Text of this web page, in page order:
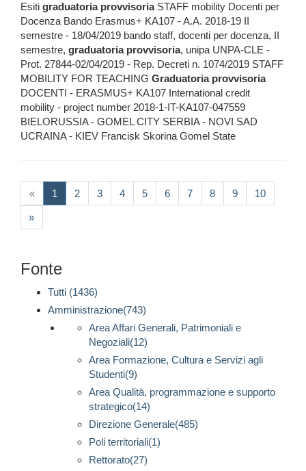
Esiti graduatoria provvisoriaSTAFF mobility Docenti per
Docenza Bando Erasmus+ KA107 - A.A. 2018-19 II
semestre - 18/04/2019 bando staff, docenti per docenza, II
semestre, graduatoria provvisoria, unipa UNPA-CLE -
Prot. 27844-02/04/2019 - Rep. Decreti n. 1074/2019 STAFF
MOBILITY FOR TEACHING Graduatoria provvisoria
DOCENTI - ERASMUS+ KA107 International credit
mobility - project number 2018-1-IT-KA107-047559
BIELORUSSIA - GOMEL CITY SERBIA - NOVI SAD
UCRAINA - KIEV Francisk Skorina Gomel State
« 1 (current)
2 3 4 5 6 7 8 9 10
»
Fonte
Tutti (1436)
Amministrazione(743)
Area Affari Generali, Patrimoniali e
Negoziali(12)
Area Formazione, Cultura e Servizi agli
Studenti(9)
Area Qualità, programmazione e supporto
strategico(14)
Direzione Generale(485)
Poli territoriali(1)
Rettorato(27)